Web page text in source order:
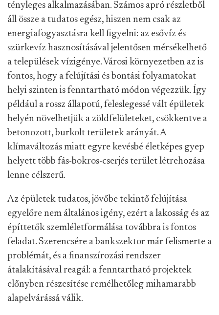
tényleges alkalmazásában. Számos apró részletből
áll össze a tudatos egész, hiszen nem csak az
energiafogyasztásra kell figyelni: az esővíz és
szürkevíz hasznosításával jelentősen mérsékelhető
a települések vízigénye. Városi környezetben az is
fontos, hogy a felújítási és bontási folyamatokat
helyi szinten is fenntartható módon végezzük. Így
például a rossz állapotú, feleslegessé vált épületek
helyén növelhetjük a zöldfelületeket, csökkentve a
betonozott, burkolt területek arányát. A
klímaváltozás miatt egyre kevésbé életképes gyep
helyett több fás-bokros-cserjés terület létrehozása
lenne célszerű.
Az épületek tudatos, jövőbe tekintő felújítása
egyelőre nem általános igény, ezért a lakosság és az
építtetők szemléletformálása továbbra is fontos
feladat. Szerencsére a bankszektor már felismerte a
problémát, és a finanszírozási rendszer
átalakításával reagál: a fenntartható projektek
előnyben részesítése remélhetőleg mihamarabb
alapelvárássá válik.